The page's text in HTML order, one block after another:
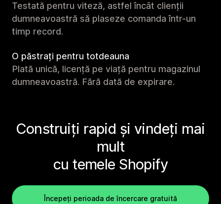
Testată pentru viteză, astfel încât clienții
dumneavoastră să plaseze comanda într-un
timp record.
O păstrați pentru totdeauna
Plată unică, licență pe viață pentru magazinul
dumneavoastră. Fără dată de expirare.
Construiți rapid și vindeți mai
mult
cu temele Shopify
Începeți perioada de încercare gratuită